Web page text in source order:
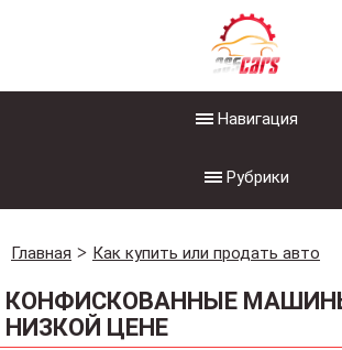
Навигация
Рубрики
Главная Как купить или продать авто
КОНФИСКОВАННЫЕ
НИЗКОЙ ЦЕНЕ